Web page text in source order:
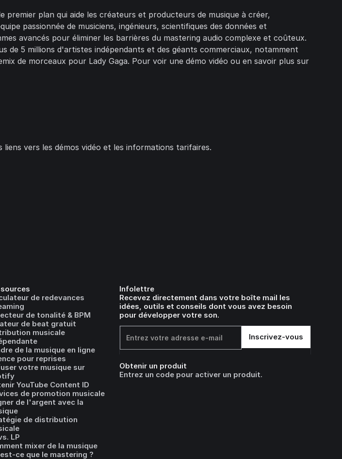
plan qui aide les créateurs et producteurs de musique à créer,
passionnée de musiciens, ingénieurs, scientifiques des données et
avancés pour éliminer les barrières du mastering audio complexe et coûteux.
de 5 millions d'artistes indépendants et des géants commerciaux, notamment
de morceaux pour Lady Gaga. Pour voir une démo vidéo ou en savoir plus sur
liens vers les démos vidéo et les informations tarifaires.
de redevances
de tonalité & BPM
de beat gratuit
musicale
de la musique en ligne
pour reprises
votre musique sur
YouTube Content ID
de promotion musicale
de l'argent avec la
de distribution
LP
mixer de la musique
ce que le mastering ?
Infolettre
Recevez directement dans votre boîte mail les
idées, outils et conseils dont vous avez besoin
pour développer votre son.
Obtenir un produit
Entrez un code pour activer un produit.